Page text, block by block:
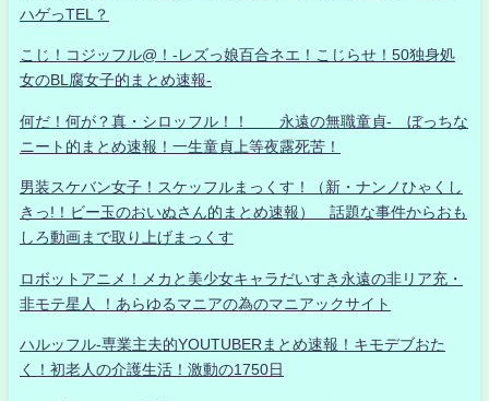
ハゲっTEL？
こじ！コジッフル@！-レズっ娘百合ネエ！こじらせ！50独身処
女のBL腐女子的まとめ速報-
何だ！何が？真・シロッフル！！ 永遠の無職童貞- ぼっちな
ニート的まとめ速報！一生童貞上等夜露死苦！
男装スケバン女子！スケッフルまっくす！（新・ナンノひゃくし
きっ!！ビー玉のおいぬさん的まとめ速報） 話題な事件からおも
しろ動画まで取り上げまっくす
ロボットアニメ！メカと美少女キャラだいすき永遠の非リア充・
非モテ星人 ！あらゆるマニアの為のマニアックサイト
ハルッフル-専業主夫的YOUTUBERまとめ速報！キモデブおた
く！初老人の介護生活！激動の1750日